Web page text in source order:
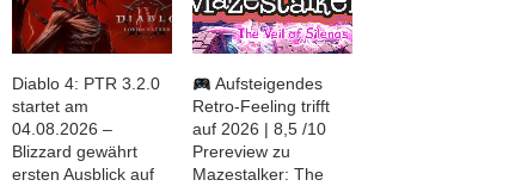
Diablo 4: PTR 3.2.0
startet am
04.08.2026 –
Blizzard gewährt
ersten Ausblick auf
Aufsteigendes
Retro-Feeling trifft
auf 2026 | 8,5 /10
Prereview zu
Mazestalker: The